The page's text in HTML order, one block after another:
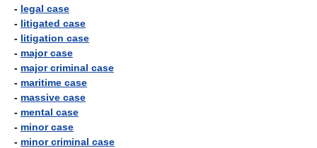
- legal case
- litigated case
- litigation case
- major case
- major criminal case
- maritime case
- massive case
- mental case
- minor case
- minor criminal case